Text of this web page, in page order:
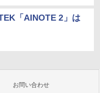
「AINOTE 2」は
お問い合わせ